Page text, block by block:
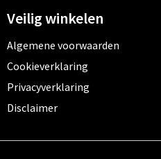
Veilig winkelen
Algemene voorwaarden
Cookieverklaring
Privacyverklaring
Disclaimer